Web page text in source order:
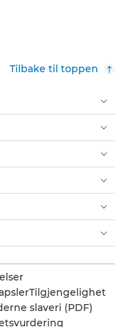
Tilbake til toppen
Tilgjengelighet
slaveri (PDF)